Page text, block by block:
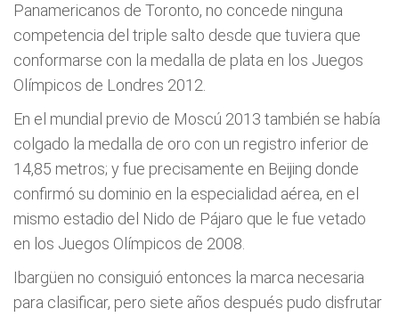
Panamericanos de Toronto, no concede ninguna
competencia del triple salto desde que tuviera que
conformarse con la medalla de plata en los Juegos
Olímpicos de Londres 2012.
En el mundial previo de Moscú 2013 también se había
colgado la medalla de oro con un registro inferior de
14,85 metros; y fue precisamente en Beijing donde
confirmó su dominio en la especialidad aérea, en el
mismo estadio del Nido de Pájaro que le fue vetado
en los Juegos Olímpicos de 2008.
Ibargüen no consiguió entonces la marca necesaria
para clasificar, pero siete años después pudo disfrutar